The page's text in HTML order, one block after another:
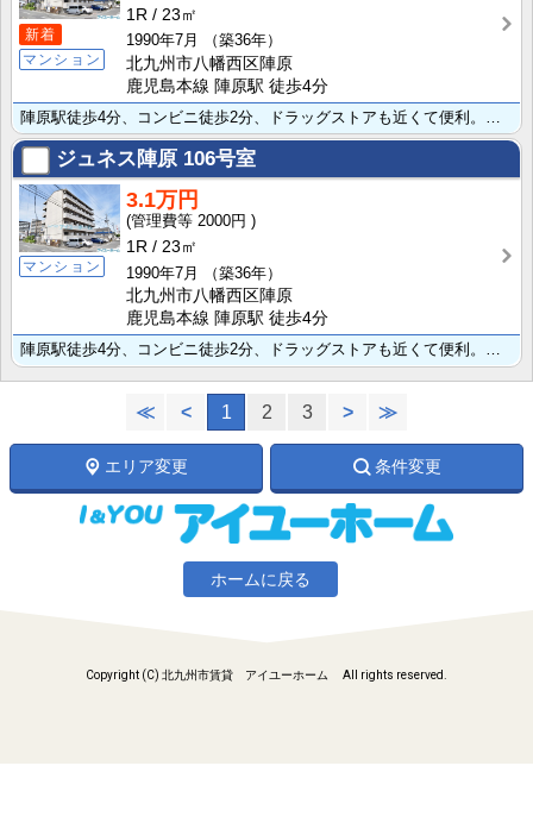
新着
マンション
1R
23㎡
1990年7月
（築36年）
北九州市八幡西区陣原
鹿児島本線 陣原駅 徒歩4分
陣原駅徒歩4分、コンビニ徒歩2分、ドラッグストアも近くて便利。バストイレ別、独立洗面・室内洗濯機置き･･･
ジュネス陣原 106号室
マンション
3.1万円
2000円
1R
23㎡
1990年7月
（築36年）
北九州市八幡西区陣原
鹿児島本線 陣原駅 徒歩4分
陣原駅徒歩4分、コンビニ徒歩2分、ドラッグストアも近くて便利。バストイレ別、独立洗面・室内洗濯機置き･･･
≪ < 1 2 3 > ≫
エリア変更 条件変更
ホームに戻る
Copyright (C) 北九州市賃貸 アイユーホーム All rights reserved.